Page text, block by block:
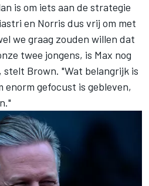
is om iets aan de strategie
en Norris dus vrij om met
we graag zouden willen dat
twee jongens, is Max nog
stelt Brown. "Wat belangrijk is
gefocust is gebleven,